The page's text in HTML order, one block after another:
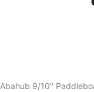
Abahub 9/10''